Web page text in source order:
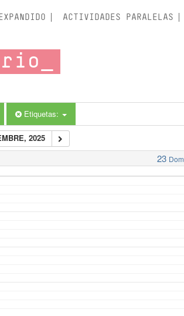
ACTIVIDADES PARALELAS
Etiquetas:
2025
23 Dom